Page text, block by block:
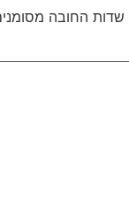
שדות החובה